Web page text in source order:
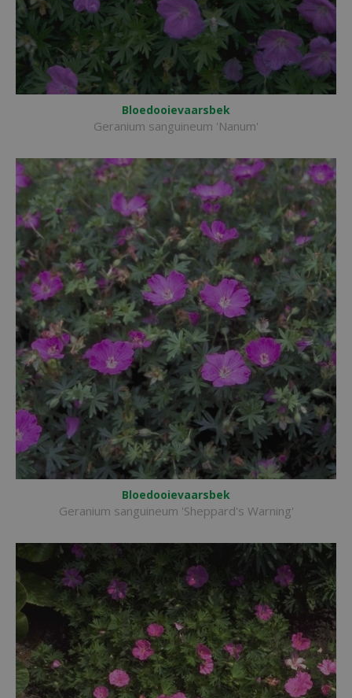
Bloedooievaarsbek
Geranium sanguineum 'Nanum'
Bloedooievaarsbek
Geranium sanguineum 'Sheppard's Warning'